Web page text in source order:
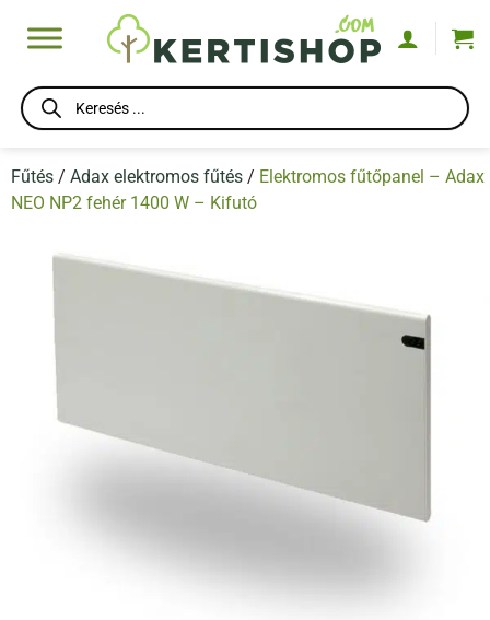
Products
search
Fűtés / Adax elektromos fűtés / Elektromos fűtőpanel – Adax
NEO NP2 fehér 1400 W – Kifutó